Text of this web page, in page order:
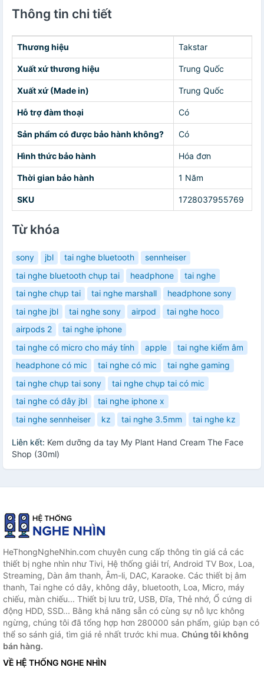
Thông tin chi tiết
Thương hiệu Takstar
Xuất xứ thương hiệu Trung Quốc
Xuất xứ (Made in) Trung Quốc
Hỗ trợ đàm thoại Có
Sản phẩm có được bảo hành không? Có
Hình thức bảo hành Hóa đơn
Thời gian bảo hành 1 Năm
SKU 1728037955769
Từ khóa
sony jbl tai nghe bluetooth
sennheiser
tai nghe bluetooth chụp tai
headphone
tai nghe
tai nghe chụp tai
tai nghe marshall
headphone sony
tai nghe jbl
tai nghe sony airpod
tai nghe hoco
airpods 2
tai nghe iphone
tai nghe có micro cho máy tính
apple
tai nghe kiểm âm
headphone có mic
tai nghe có mic
tai nghe gaming
tai nghe chụp tai sony
tai nghe chụp tai có mic
tai nghe có dây jbl
tai nghe iphone x
tai nghe sennheiser
kz tai nghe 3.5mm tai nghe kz
Liên kết: Kem dưỡng da tay My Plant Hand Cream The Face
Shop (30ml)
HeThongNgheNhin.com chuyên cung cấp thông tin giá cả các
thiết bị nghe nhìn như Tivi, Hệ thống giải trí, Android TV Box, Loa,
Streaming, Dàn âm thanh, Âm-li, DAC, Karaoke. Các thiết bị âm
thanh, Tai nghe có dây, không dây, bluetooth, Loa, Micro, máy
chiếu, màn chiếu... Thiết bị lưu trữ, USB, Đĩa, Thẻ nhớ, Ổ cứng di
động HDD, SSD... Bằng khả năng sẵn có cùng sự nỗ lực không
ngừng, chúng tôi đã tổng hợp hơn 280000 sản phẩm, giúp bạn có
thể so sánh giá, tìm giá rẻ nhất trước khi mua. Chúng tôi không
bán hàng.
VỀ HỆ THỐNG NGHE NHÌN